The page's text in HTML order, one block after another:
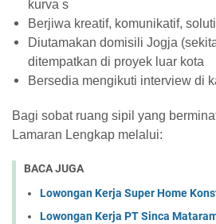
kurva s
Berjiwa kreatif, komunikatif,
Diutamakan domisili Jogja
ditempatkan di proyek luar kota
Bersedia mengikuti interview di
Bagi sobat ruang sipil yang
Lamaran Lengkap melalui:
BACA JUGA
Lowongan Kerja Super Home
Lowongan Kerja PT Sinca